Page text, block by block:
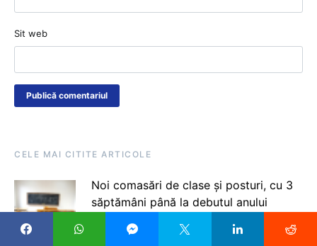
Sit web
CELE MAI CITITE ARTICOLE
Noi comasări de clase și posturi, cu 3
săptămâni până la debutul anului
Alin Badea, prim-vicepreședinte USLI